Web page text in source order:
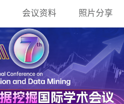
会议资料 照片分享